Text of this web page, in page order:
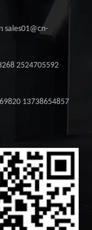
sales01@cn-
2524705592
13738654857